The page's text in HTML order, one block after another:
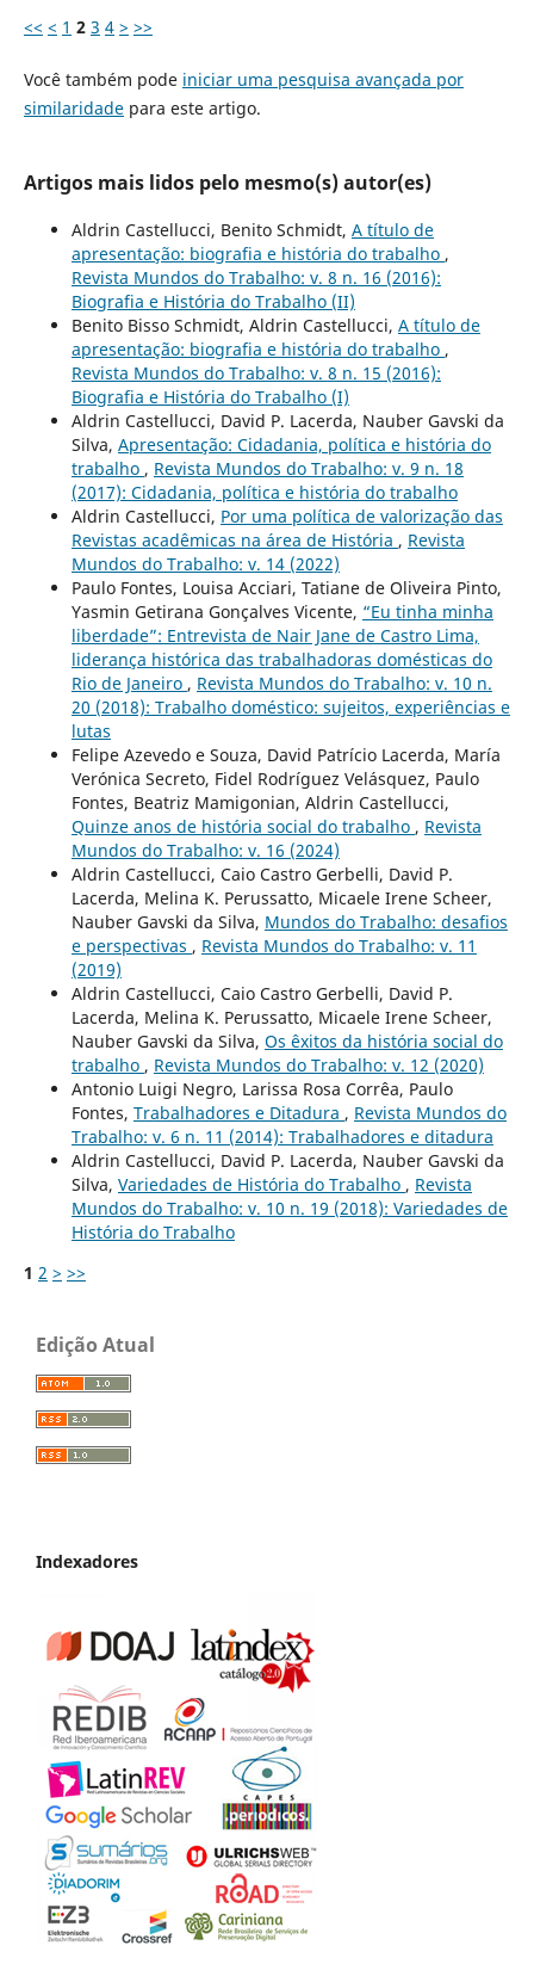
<< < 1 2 3 4 > >>
Você também pode iniciar uma pesquisa avançada por
similaridadepara este artigo.
Artigos mais lidos pelo mesmo(s) autor(es)
Aldrin Castellucci, Benito Schmidt, A título de
apresentação: biografia e história do trabalho ,
Revista Mundos do Trabalho: v. 8 n. 16 (2016):
Biografia e História do Trabalho (II)
Benito Bisso Schmidt, Aldrin Castellucci, A título de
apresentação: biografia e história do trabalho ,
Revista Mundos do Trabalho: v. 8 n. 15 (2016):
Biografia e História do Trabalho (I)
Aldrin Castellucci, David P. Lacerda, Nauber Gavski da
Silva, Apresentação: Cidadania, política e história do
trabalho , Revista Mundos do Trabalho: v. 9 n. 18
(2017): Cidadania, política e história do trabalho
Aldrin Castellucci, Por uma política de valorização das
Revistas acadêmicas na área de História , Revista
Mundos do Trabalho: v. 14 (2022)
Paulo Fontes, Louisa Acciari, Tatiane de Oliveira Pinto,
Yasmin Getirana Gonçalves Vicente, “Eu tinha minha
liberdade”: Entrevista de Nair Jane de Castro Lima,
liderança histórica das trabalhadoras domésticas do
Rio de Janeiro , Revista Mundos do Trabalho: v. 10 n.
20 (2018): Trabalho doméstico: sujeitos, experiências e
lutas
Felipe Azevedo e Souza, David Patrício Lacerda, María
Verónica Secreto, Fidel Rodríguez Velásquez, Paulo
Fontes, Beatriz Mamigonian, Aldrin Castellucci,
Quinze anos de história social do trabalho , Revista
Mundos do Trabalho: v. 16 (2024)
Aldrin Castellucci, Caio Castro Gerbelli, David P.
Lacerda, Melina K. Perussatto, Micaele Irene Scheer,
Nauber Gavski da Silva, Mundos do Trabalho: desafios
e perspectivas , Revista Mundos do Trabalho: v. 11
(2019)
Aldrin Castellucci, Caio Castro Gerbelli, David P.
Lacerda, Melina K. Perussatto, Micaele Irene Scheer,
Nauber Gavski da Silva, Os êxitos da história social do
trabalho , Revista Mundos do Trabalho: v. 12 (2020)
Antonio Luigi Negro, Larissa Rosa Corrêa, Paulo
Fontes, Trabalhadores e Ditadura , Revista Mundos do
Trabalho: v. 6 n. 11 (2014): Trabalhadores e ditadura
Aldrin Castellucci, David P. Lacerda, Nauber Gavski da
Silva, Variedades de História do Trabalho , Revista
Mundos do Trabalho: v. 10 n. 19 (2018): Variedades de
História do Trabalho
1 2 > >>
Edição Atual
Indexadores